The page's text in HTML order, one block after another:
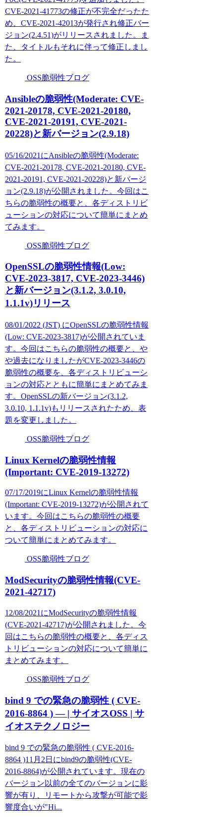
CVE-2021-41773の修正が不完全だったた
め、CVE-2021-42013が発行され修正バー
ジョン(2.4.51)がリリースされました。ま
た、タイトルもそれに伴って修正しまし
た。
OSS脆弱性ブログ
Ansibleの脆弱性(Moderate: CVE-
2021-20178, CVE-2021-20180,
CVE-2021-20191, CVE-2021-
20228)と新バージョン(2.9.18)
05/16/2021にAnsibleの脆弱性(Moderate:
CVE-2021-20178, CVE-2021-20180, CVE-
2021-20191, CVE-2021-20228)と新バージ
ョン(2.9.18)が公開されました。今回はこ
ちらの脆弱性の概要と、各ディストリビ
ューションの対応について簡単にまとめ
てみます。
OSS脆弱性ブログ
OpenSSLの脆弱性情報(Low:
CVE-2023-3817, CVE-2023-3446)
と新バージョン(3.1.2, 3.0.10,
1.1.1v)リリース
08/01/2022 (JST) にOpenSSLの脆弱性情報
(Low: CVE-2023-3817)が公開されていま
す。今回はこちらの脆弱性の概要と、や
や過去になりましたがCVE-2023-3446の
脆弱性の概要を、各ディストリビューシ
ョンの対応とともに簡単にまとめてみま
す。OpenSSLの新バージョン(3.1.2,
3.0.10, 1.1.1v)もリリースされたため、表
題を変更しました。
OSS脆弱性ブログ
Linux Kernelの脆弱性情報
(Important: CVE-2019-13272)
07/17/2019にLinux Kernelの脆弱性情報
(Important: CVE-2019-13272)が公開されて
います。今回はこちらの脆弱性の概要
と、各ディストリビューションの対応に
ついて簡単にまとめてみます。
OSS脆弱性ブログ
ModSecurityの脆弱性情報(CVE-
2021-42717)
12/08/2021にModSecurityの脆弱性情報
(CVE-2021-42717)が公開されました。今
回はこちらの脆弱性の概要と、各ディス
トリビューションの対応について簡単に
まとめてみます。
OSS脆弱性ブログ
bind 9 での緊急の脆弱性 ( CVE-
2016-8864 ) — | サイオスOSS | サ
イオステクノロジー
bind 9 での緊急の脆弱性 ( CVE-2016-
8864 )11月2日にbind9の脆弱性(CVE-
2016-8864)が公開されています。現在の
バージョン以前の全てのバージョンに影
響が有り、リモートから攻撃が可能で影
響度合いが"Hi...